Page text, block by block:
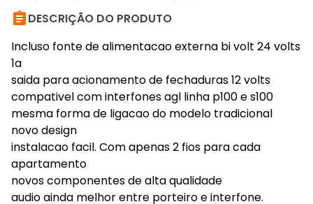
DESCRIÇÃO DO PRODUTO
Incluso fonte de alimentacao externa bi volt 24 volts
1a
saida para acionamento de fechaduras 12 volts
compativel com interfones agl linha p100 e s100
mesma forma de ligacao do modelo tradicional
novo design
instalacao facil. Com apenas 2 fios para cada
apartamento
novos componentes de alta qualidade
audio ainda melhor entre porteiro e interfone.